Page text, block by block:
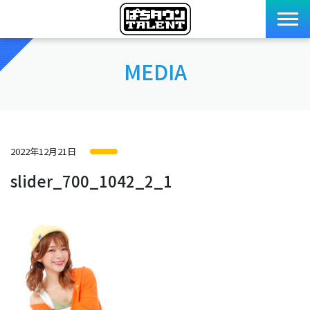
MEDIA
2022年12月21日
slider_700_1042_2_1